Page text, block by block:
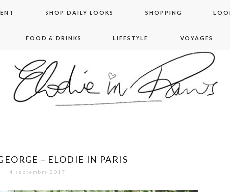
SHOP DAILY LOOKS SHOPPING
FOOD & DRINKS LIFESTYLE VOYAGES
in paris
– ELODIE IN PARIS
4 septembre 2017